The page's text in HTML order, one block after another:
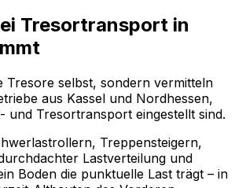
Tresortransport in
Tresore selbst, sondern vermitteln
aus Kassel und Nordhessen,
und Tresortransport eingestellt sind.
Treppensteigern,
Lastverteilung und
Boden die punktuelle Last trägt – in